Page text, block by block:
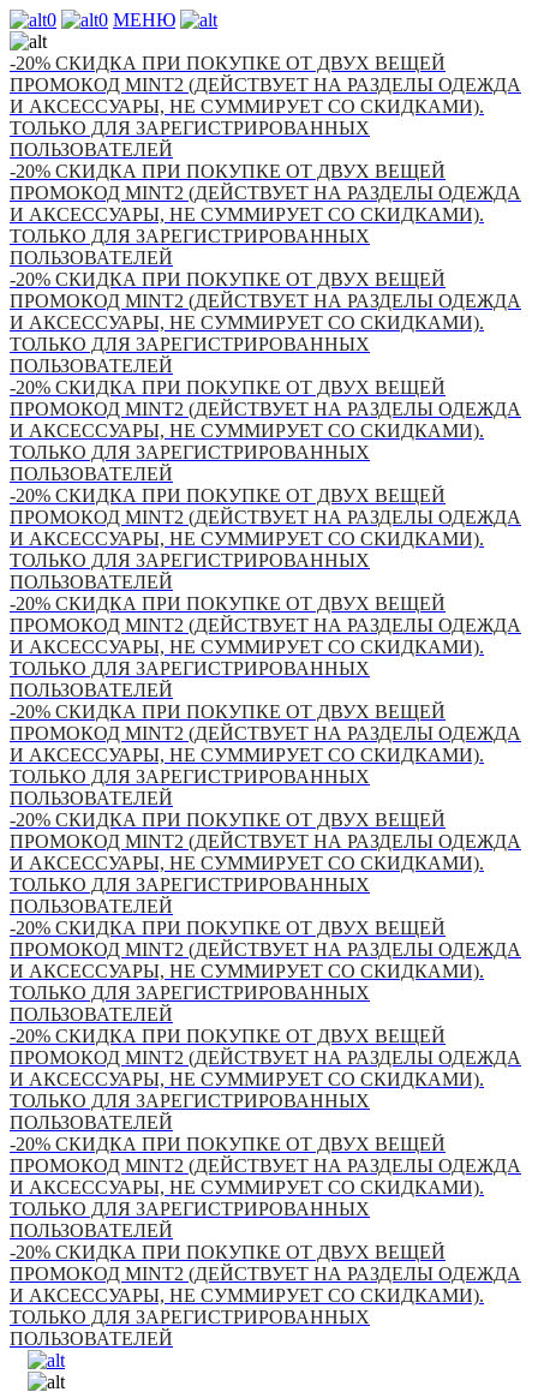
0 0 МЕНЮ
-20% СКИДКА ПРИ ПОКУПКЕ ОТ ДВУХ ВЕЩЕЙ
ПРОМОКОД MINT2 (ДЕЙСТВУЕТ НА РАЗДЕЛЫ ОДЕЖДА
И АКСЕССУАРЫ, НЕ СУММИРУЕТ СО СКИДКАМИ).
ТОЛЬКО ДЛЯ ЗАРЕГИСТРИРОВАННЫХ
ПОЛЬЗОВАТЕЛЕЙ
-20% СКИДКА ПРИ ПОКУПКЕ ОТ ДВУХ ВЕЩЕЙ
ПРОМОКОД MINT2 (ДЕЙСТВУЕТ НА РАЗДЕЛЫ ОДЕЖДА
И АКСЕССУАРЫ, НЕ СУММИРУЕТ СО СКИДКАМИ).
ТОЛЬКО ДЛЯ ЗАРЕГИСТРИРОВАННЫХ
ПОЛЬЗОВАТЕЛЕЙ
-20% СКИДКА ПРИ ПОКУПКЕ ОТ ДВУХ ВЕЩЕЙ
ПРОМОКОД MINT2 (ДЕЙСТВУЕТ НА РАЗДЕЛЫ ОДЕЖДА
И АКСЕССУАРЫ, НЕ СУММИРУЕТ СО СКИДКАМИ).
ТОЛЬКО ДЛЯ ЗАРЕГИСТРИРОВАННЫХ
ПОЛЬЗОВАТЕЛЕЙ
-20% СКИДКА ПРИ ПОКУПКЕ ОТ ДВУХ ВЕЩЕЙ
ПРОМОКОД MINT2 (ДЕЙСТВУЕТ НА РАЗДЕЛЫ ОДЕЖДА
И АКСЕССУАРЫ, НЕ СУММИРУЕТ СО СКИДКАМИ).
ТОЛЬКО ДЛЯ ЗАРЕГИСТРИРОВАННЫХ
ПОЛЬЗОВАТЕЛЕЙ
-20% СКИДКА ПРИ ПОКУПКЕ ОТ ДВУХ ВЕЩЕЙ
ПРОМОКОД MINT2 (ДЕЙСТВУЕТ НА РАЗДЕЛЫ ОДЕЖДА
И АКСЕССУАРЫ, НЕ СУММИРУЕТ СО СКИДКАМИ).
ТОЛЬКО ДЛЯ ЗАРЕГИСТРИРОВАННЫХ
ПОЛЬЗОВАТЕЛЕЙ
-20% СКИДКА ПРИ ПОКУПКЕ ОТ ДВУХ ВЕЩЕЙ
ПРОМОКОД MINT2 (ДЕЙСТВУЕТ НА РАЗДЕЛЫ ОДЕЖДА
И АКСЕССУАРЫ, НЕ СУММИРУЕТ СО СКИДКАМИ).
ТОЛЬКО ДЛЯ ЗАРЕГИСТРИРОВАННЫХ
ПОЛЬЗОВАТЕЛЕЙ
-20% СКИДКА ПРИ ПОКУПКЕ ОТ ДВУХ ВЕЩЕЙ
ПРОМОКОД MINT2 (ДЕЙСТВУЕТ НА РАЗДЕЛЫ ОДЕЖДА
И АКСЕССУАРЫ, НЕ СУММИРУЕТ СО СКИДКАМИ).
ТОЛЬКО ДЛЯ ЗАРЕГИСТРИРОВАННЫХ
ПОЛЬЗОВАТЕЛЕЙ
-20% СКИДКА ПРИ ПОКУПКЕ ОТ ДВУХ ВЕЩЕЙ
ПРОМОКОД MINT2 (ДЕЙСТВУЕТ НА РАЗДЕЛЫ ОДЕЖДА
И АКСЕССУАРЫ, НЕ СУММИРУЕТ СО СКИДКАМИ).
ТОЛЬКО ДЛЯ ЗАРЕГИСТРИРОВАННЫХ
ПОЛЬЗОВАТЕЛЕЙ
-20% СКИДКА ПРИ ПОКУПКЕ ОТ ДВУХ ВЕЩЕЙ
ПРОМОКОД MINT2 (ДЕЙСТВУЕТ НА РАЗДЕЛЫ ОДЕЖДА
И АКСЕССУАРЫ, НЕ СУММИРУЕТ СО СКИДКАМИ).
ТОЛЬКО ДЛЯ ЗАРЕГИСТРИРОВАННЫХ
ПОЛЬЗОВАТЕЛЕЙ
-20% СКИДКА ПРИ ПОКУПКЕ ОТ ДВУХ ВЕЩЕЙ
ПРОМОКОД MINT2 (ДЕЙСТВУЕТ НА РАЗДЕЛЫ ОДЕЖДА
И АКСЕССУАРЫ, НЕ СУММИРУЕТ СО СКИДКАМИ).
ТОЛЬКО ДЛЯ ЗАРЕГИСТРИРОВАННЫХ
ПОЛЬЗОВАТЕЛЕЙ
-20% СКИДКА ПРИ ПОКУПКЕ ОТ ДВУХ ВЕЩЕЙ
ПРОМОКОД MINT2 (ДЕЙСТВУЕТ НА РАЗДЕЛЫ ОДЕЖДА
И АКСЕССУАРЫ, НЕ СУММИРУЕТ СО СКИДКАМИ).
ТОЛЬКО ДЛЯ ЗАРЕГИСТРИРОВАННЫХ
ПОЛЬЗОВАТЕЛЕЙ
-20% СКИДКА ПРИ ПОКУПКЕ ОТ ДВУХ ВЕЩЕЙ
ПРОМОКОД MINT2 (ДЕЙСТВУЕТ НА РАЗДЕЛЫ ОДЕЖДА
И АКСЕССУАРЫ, НЕ СУММИРУЕТ СО СКИДКАМИ).
ТОЛЬКО ДЛЯ ЗАРЕГИСТРИРОВАННЫХ
ПОЛЬЗОВАТЕЛЕЙ